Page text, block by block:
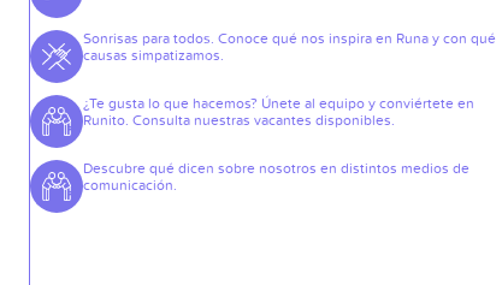
Sonrisas para todos. Conoce qué nos inspira en Runa y con qué
causas simpatizamos.
¿Te gusta lo que hacemos? Únete al equipo y conviértete en
Runito. Consulta nuestras vacantes disponibles.
Descubre qué dicen sobre nosotros en distintos medios de
comunicación.